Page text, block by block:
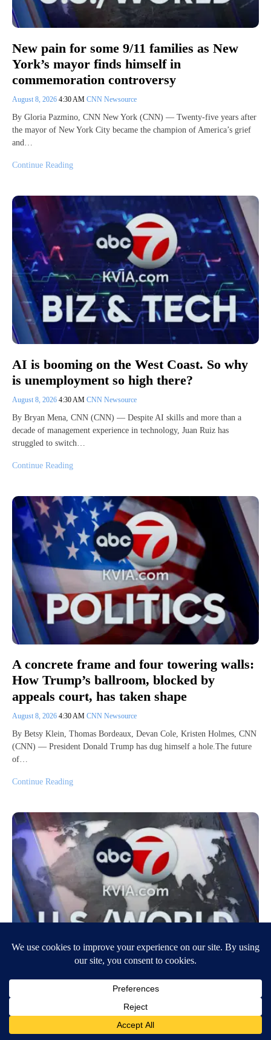
New pain for some 9/11 families as New
York’s mayor finds himself in
commemoration controversy
August 8, 2026 4:30 AM CNN Newsource
By Gloria Pazmino, CNN New York (CNN) — Twenty-five years after
the mayor of New York City became the champion of America’s grief
and…
Continue Reading
AI is booming on the West Coast. So why
is unemployment so high there?
August 8, 2026 4:30 AM CNN Newsource
By Bryan Mena, CNN (CNN) — Despite AI skills and more than a
decade of management experience in technology, Juan Ruiz has
struggled to switch…
Continue Reading
A concrete frame and four towering walls:
How Trump’s ballroom, blocked by
appeals court, has taken shape
August 8, 2026 4:30 AM CNN Newsource
By Betsy Klein, Thomas Bordeaux, Devan Cole, Kristen Holmes, CNN
(CNN) — President Donald Trump has dug himself a hole.The future
of…
Continue Reading
What we learned this week at Lindsay
August 8, 20264:30 AMCNN Newsource
By Eric Levenson, Andi Babineau, Nicki Brown, CNN (CNN) —